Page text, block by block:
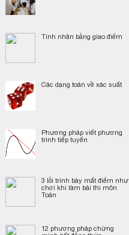
Tính nhân bằng giao điểm
Các dạng toán về xác suất
Phương pháp viết phương
trình tiếp tuyến
3 lỗi trình bày mất điểm như
chơi khi làm bài thi môn
Toán
12 phương pháp chứng